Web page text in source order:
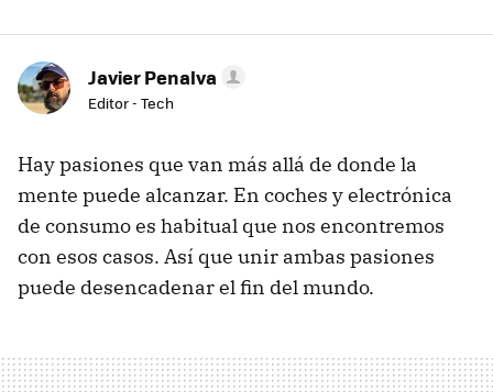
Javier Penalva
Editor - Tech
Hay pasiones que van más allá de donde la
mente puede alcanzar. En coches y electrónica
de consumo es habitual que nos encontremos
con esos casos. Así que unir ambas pasiones
puede desencadenar el fin del mundo.